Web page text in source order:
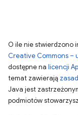
O ile nie stwierdzono
Creative Commons –
dostępne na licencji
temat zawierają
Java jest
podmiotów